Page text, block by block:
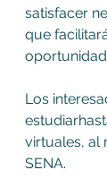
satisfacer
que
Los
virtuales, al
SENA.